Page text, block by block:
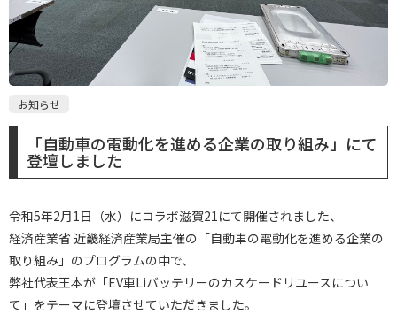
お知らせ
「自動車の電動化を進める企業の取り組み」にて
登壇しました
令和5年2月1日（水）にコラボ滋賀21にて開催されました、
経済産業省 近畿経済産業局主催の「自動車の電動化を進める企業の
取り組み」のプログラムの中で、
弊社代表王本が「EV車Liバッテリーのカスケードリユースについ
て」をテーマに登壇させていただきました。